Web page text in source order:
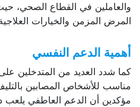
والعاملين في القطاع الصحي،
المرض المزمن والخيارات العلاجية
أهمية الدعم النفسي
كما شدد العديد من المتدخلين
مناسب للأشخاص المصابين
مؤكدين أن الدعم العاطفي يلعب